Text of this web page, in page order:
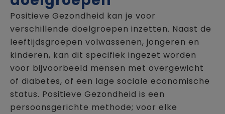
Positieve Gezondheid kan je voor
verschillende doelgroepen inzetten. Naast de
leeftijdsgroepen volwassenen, jongeren en
kinderen, kan dit specifiek ingezet worden
voor bijvoorbeeld mensen met overgewicht
of diabetes, of een lage sociale economische
status. Positieve Gezondheid is een
persoonsgerichte methode; voor elke